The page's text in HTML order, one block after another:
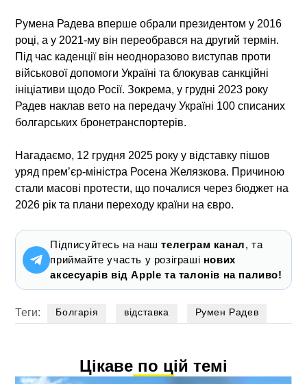
Румена Радева вперше обрали президентом у 2016
році, а у 2021-му він переобрався на другий термін.
Під час каденції він неодноразово виступав проти
військової допомоги Україні та блокував санкційні
ініціативи щодо Росії. Зокрема, у грудні 2023 року
Радев наклав вето на передачу Україні 100 списаних
болгарських бронетранспортерів.
Нагадаємо, 12 грудня 2025 року у відставку пішов
уряд премʼєр-міністра Росена Желязкова. Причиною
стали масові протести, що почалися через бюджет на
2026 рік та плани переходу країни на євро.
Підписуйтесь на наштелеграм канал, та
приймайте участь у розіграші нових
аксесуарів від Apple та талонів на паливо!
Теги: Болгарія відставка Румен Радев
Цікаве по цій темі